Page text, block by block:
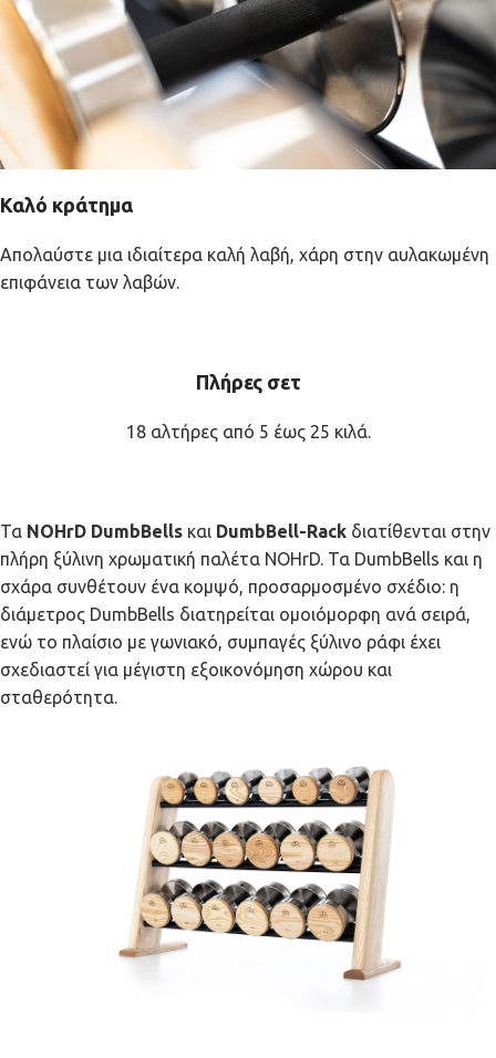
Καλό κράτημα
Απολαύστε μια ιδιαίτερα καλή λαβή, χάρη στην αυλακωμένη
επιφάνεια των λαβών.
Πλήρες σετ
18 αλτήρες από 5 έως 25 κιλά.
Τα NOHrD DumbBells και DumbBell-Rack διατίθενται στην
πλήρη ξύλινη χρωματική παλέτα NOHrD. Τα DumbBells και η
σχάρα συνθέτουν ένα κομψό, προσαρμοσμένο σχέδιο: η
διάμετρος DumbBells διατηρείται ομοιόμορφη ανά σειρά,
ενώ το πλαίσιο με γωνιακό, συμπαγές ξύλινο ράφι έχει
σχεδιαστεί για μέγιστη εξοικονόμηση χώρου και
σταθερότητα.